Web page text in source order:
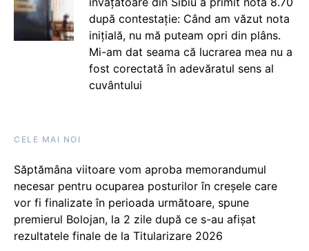
după contestație: Când am văzut nota
inițială, nu mă puteam opri din plâns.
Mi-am dat seama că lucrarea mea nu a
fost corectată în adevăratul sens al
cuvântului
CELE MAI NOI
Săptămâna viitoare vom aproba memorandumul
necesar pentru ocuparea posturilor în creșele care
vor fi finalizate în perioada următoare, spune
premierul Bolojan, la 2 zile după ce s-au afișat
rezultatele finale de la Titularizare 2026